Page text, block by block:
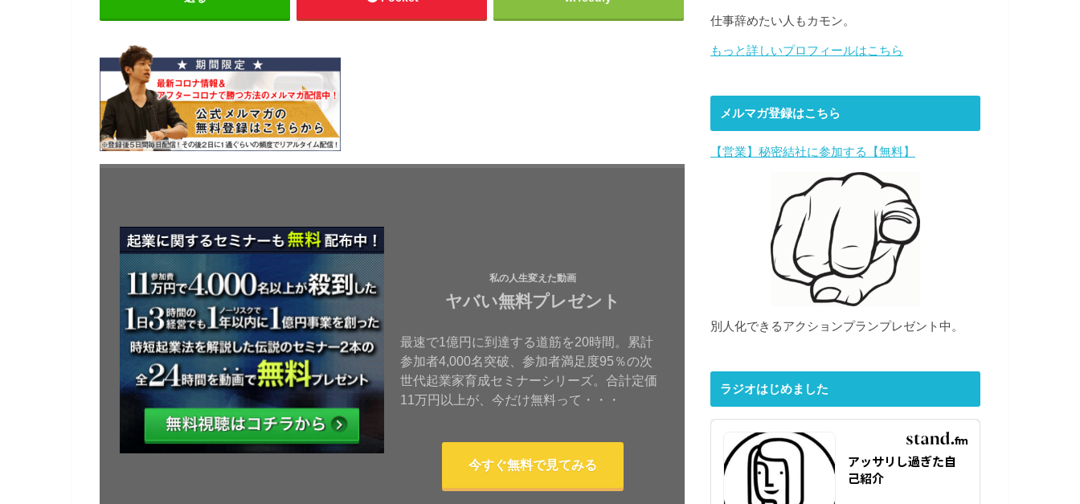
私の人生変えた動画
ヤバい無料プレゼント
最速で1億円に到達する道筋を20時間。累計
参加者4,000名突破、参加者満足度95％の次
世代起業家育成セミナーシリーズ。合計定価
11万円以上が、今だけ無料って・・・
今すぐ無料で見てみる
仕事辞めたい人もカモン。
もっと詳しいプロフィールはこちら
メルマガ登録はこちら
【営業】秘密結社に参加する【無料】
別人化できるアクションプランプレゼント中。
ラジオはじめました